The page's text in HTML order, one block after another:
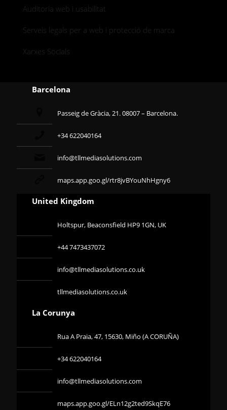
Auditoria web i usabilitat
Serveis legals per a web i protecció de marca
Xarxes Socials
Barcelona
Passeig de Gràcia, 21. 08007 – Barcelona.
+34 622040164
info@tllmediasolutions.com
maps.app.goo.gl/rtr8jvBYouNhHgny6
United Kingdom
Holtspur, Beaconsfield HP9 1GN, UK
+44 7473437072
info@tllmediasolutions.co.uk
tllmediasolutions.co.uk
La Corunya
Rua A Praia, 47, 15630, Miño (A CORUÑA)
+34 622040164
info@tllmediasolutions.com
maps.app.goo.gl/ELn12g2ted9SkqE76